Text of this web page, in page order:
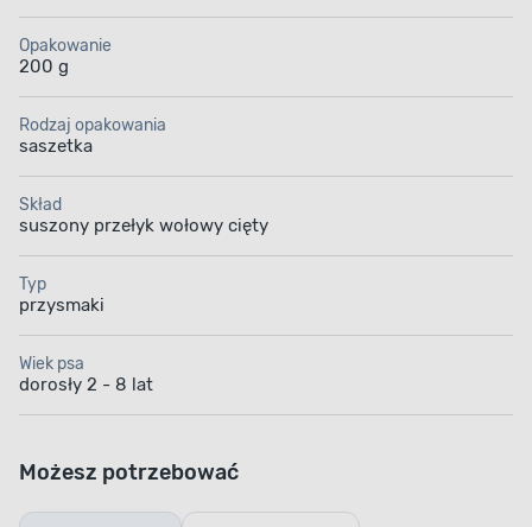
Opakowanie
200 g
Rodzaj opakowania
saszetka
Skład
suszony przełyk wołowy cięty
Typ
przysmaki
Wiek psa
dorosły 2 - 8 lat
Możesz potrzebować